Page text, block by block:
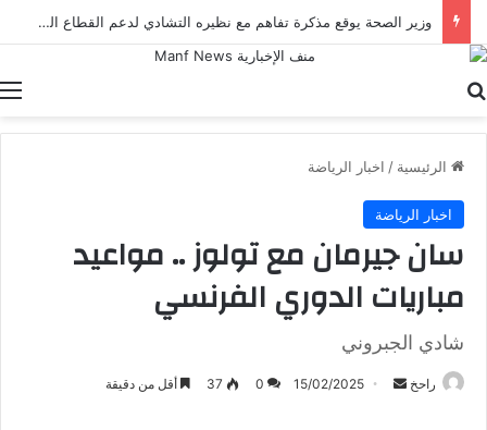
وزير الصحة يوقع مذكرة تفاهم مع نظيره التشادي لدعم القطاع الصحي في إطار أعمال الدورة الرابعة للجنة المصرية التشادية
الرئيسية / اخبار الرياضة
اخبار الرياضة
سان جيرمان مع تولوز .. مواعيد
مباريات الدوري الفرنسي
شادي الجبروني
راحخ
أرسل 15/02/2025
0
37 أقل من دقيقة